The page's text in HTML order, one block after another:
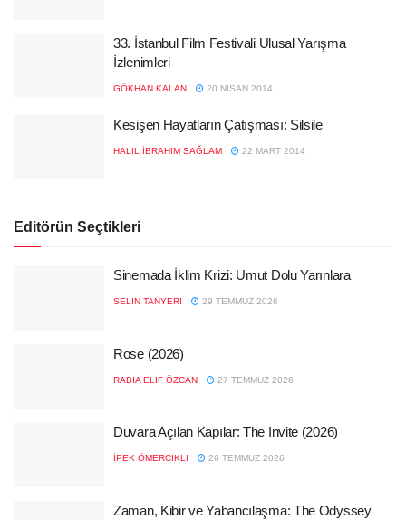
33. İstanbul Film Festivali Ulusal Yarışma
İzlenimleri
GÖKHAN KALAN 20 NISAN 2014
Kesişen Hayatların Çatışması: Silsile
HALIL İBRAHIM SAĞLAM 22 MART 2014
Editörün Seçtikleri
Sinemada İklim Krizi: Umut Dolu Yarınlara
SELIN TANYERI 29 TEMMUZ 2026
Rose (2026)
RABIA ELIF ÖZCAN 27 TEMMUZ 2026
Duvara Açılan Kapılar: The Invite (2026)
İPEK ÖMERCIKLI 26 TEMMUZ 2026
Zaman, Kibir ve Yabancılaşma: The Odyssey